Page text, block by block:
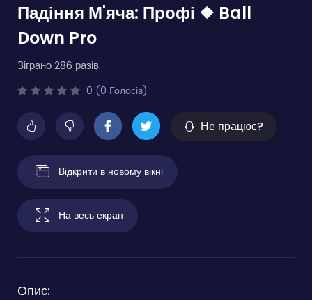
Падіння М'яча: Профі ❖ Ball
Down Pro
Зіграно 286 разів.
0 (0 Голосів)
Не працює?
Відкрити в новому вікні
На весь екран
Опис: